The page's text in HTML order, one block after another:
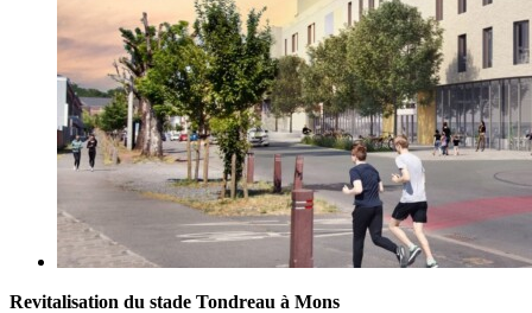
Revitalisation du stade Tondreau à Mons